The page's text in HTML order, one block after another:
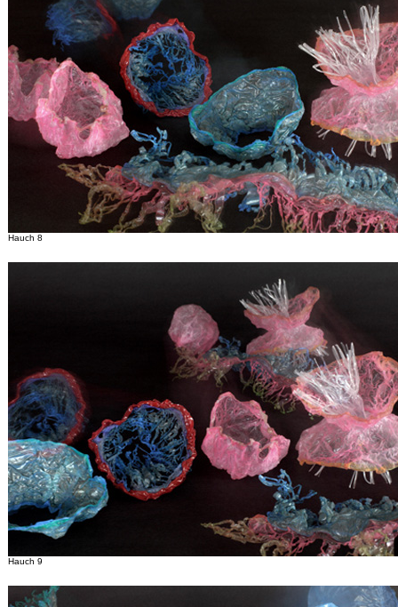
Hauch 8
Hauch 9